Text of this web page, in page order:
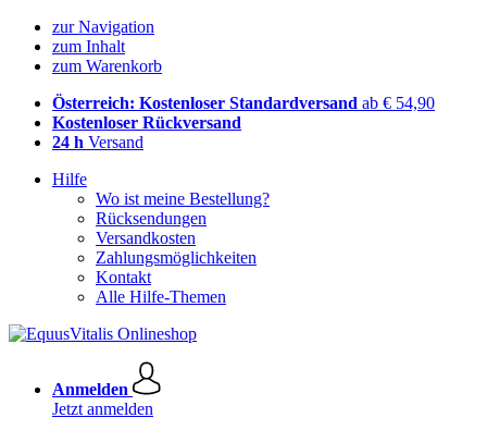
zur Navigation
zum Inhalt
zum Warenkorb
Österreich: Kostenloser Standardversand ab € 54,90
Kostenloser Rückversand
24 h Versand
Hilfe
Wo ist meine Bestellung?
Rücksendungen
Versandkosten
Zahlungsmöglichkeiten
Kontakt
Alle Hilfe-Themen
Anmelden
Jetzt anmelden